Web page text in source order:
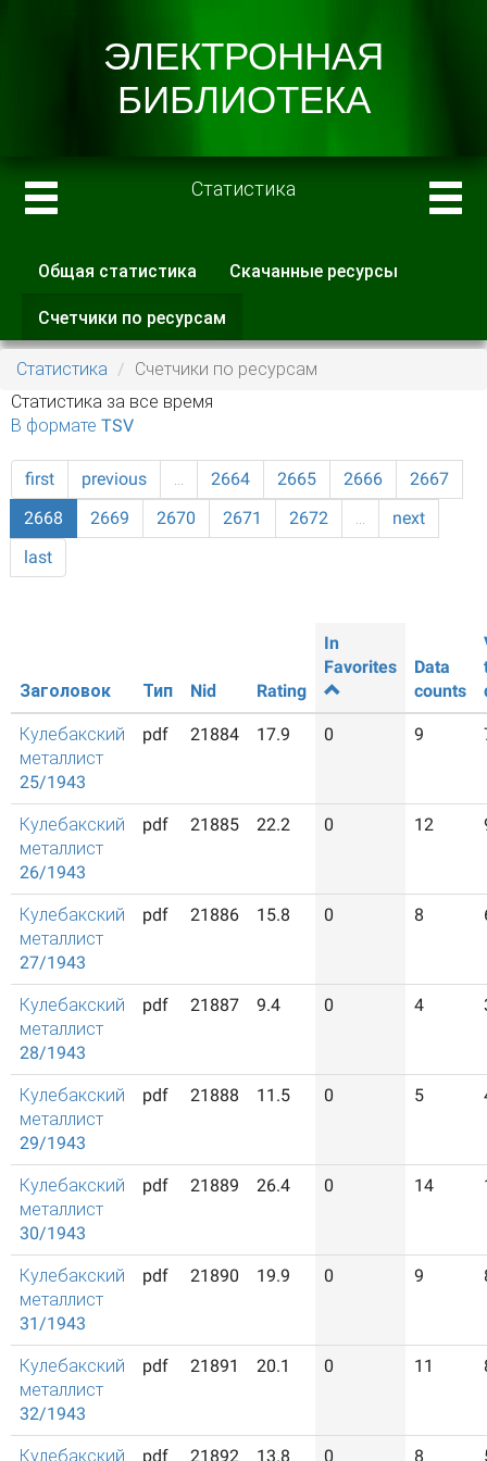
Статистика
Главные вкладки
Общая статистика Скачанные ресурсы
Счетчики по ресурсам
вкладка)
Статистика
Счетчики по ресурсам
Статистика за все время
В формате TSV
first previous … 2664 2665 2666
2667
2668
2669 2670 2671 2672 …
next
last
Заголовок Тип Nid Rating
In
Favorites
Data
counts
Кулебакский
металлист
25/1943
pdf 21884 17.9 0 9
Кулебакский
металлист
26/1943
pdf 21885 22.2 0 12
Кулебакский
металлист
27/1943
pdf 21886 15.8 0 8
Кулебакский
металлист
28/1943
pdf 21887 9.4 0 4
Кулебакский
металлист
29/1943
pdf 21888 11.5 0 5
Кулебакский
металлист
30/1943
pdf 21889 26.4 0 14
Кулебакский
металлист
31/1943
pdf 21890 19.9 0 9
Кулебакский
металлист
32/1943
pdf 21891 20.1 0 11
Кулебакский pdf 21892 13.8 0 8